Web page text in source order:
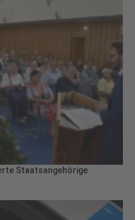
Staatsangehörige